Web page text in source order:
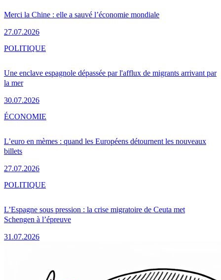
Merci la Chine : elle a sauvé l’économie mondiale
27.07.2026
Une enclave espagnole dépassée par l'afflux de migrants arrivant par
la mer
30.07.2026
POLITIQUE
L’euro en mèmes : quand les Européens détournent les nouveaux
billets
27.07.2026
ÉCONOMIE
L’Espagne sous pression : la crise migratoire de Ceuta met
Schengen à l’épreuve
31.07.2026
POLITIQUE